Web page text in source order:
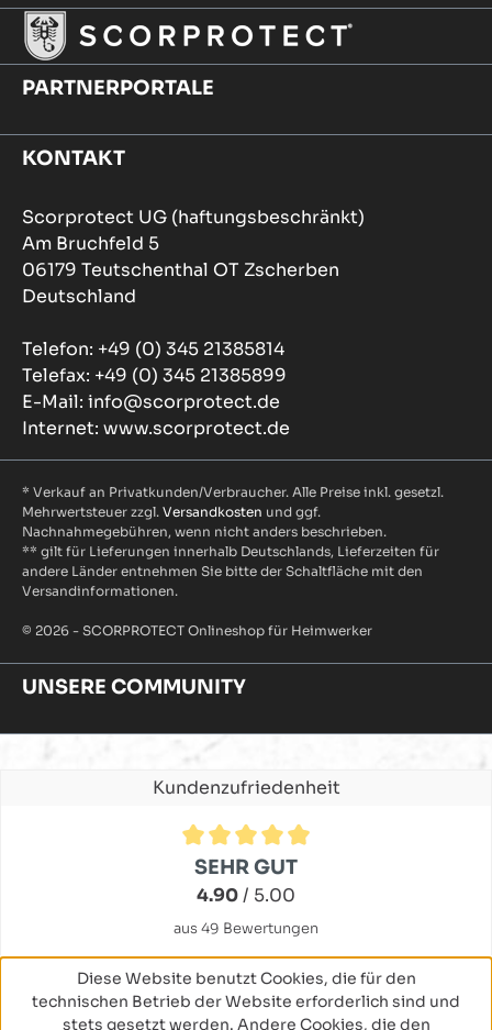
PARTNERPORTALE
KONTAKT
Scorprotect UG (haftungsbeschränkt)
Am Bruchfeld 5
06179 Teutschenthal OT Zscherben
Deutschland
Telefon: +49 (0) 345 21385814
Telefax: +49 (0) 345 21385899
E-Mail: info@scorprotect.de
Internet: www.scorprotect.de
* Verkauf an Privatkunden/Verbraucher. Alle Preise inkl. gesetzl.
Mehrwertsteuer zzgl. Versandkosten und ggf.
Nachnahmegebühren, wenn nicht anders beschrieben.
** gilt für Lieferungen innerhalb Deutschlands, Lieferzeiten für
andere Länder entnehmen Sie bitte der Schaltfläche mit den
Versandinformationen.
© 2026 - SCORPROTECT Onlineshop für Heimwerker
UNSERE COMMUNITY
Kundenzufriedenheit
Durchschnittliche Bewertung von 4.9 von 5 Sternen
SEHR GUT
4.90/ 5.00
aus 49 Bewertungen
Diese Website benutzt Cookies, die für den
technischen Betrieb der Website erforderlich sind und
stets gesetzt werden. Andere Cookies, die den